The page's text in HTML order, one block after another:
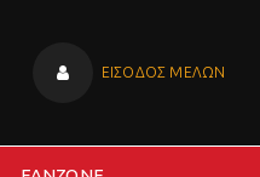
ΕΙΣΟΔΟΣ ΜΕΛΩΝ